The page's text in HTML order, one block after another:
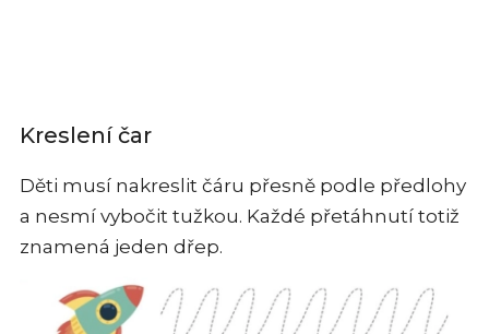
Kreslení čar
Děti musí nakreslit čáru přesně podle předlohy
a nesmí vybočit tužkou. Každé přetáhnutí totiž
znamená jeden dřep.